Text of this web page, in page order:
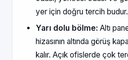
yer için doğru tercih budur.
Yarı dolu bölme: Altı
hizasının altında görüş
kalır. Açık ofislerde çok